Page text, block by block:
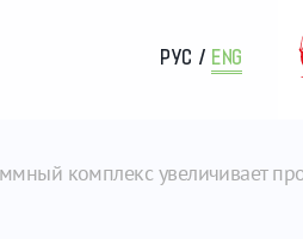
РУС / ENG
комплекс увеличивает